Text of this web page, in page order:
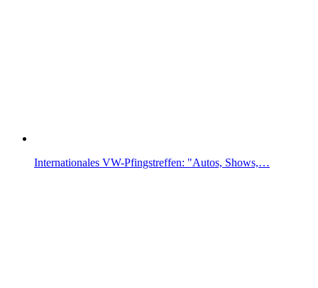
Internationales VW-Pfingstreffen: "Autos, Shows,…